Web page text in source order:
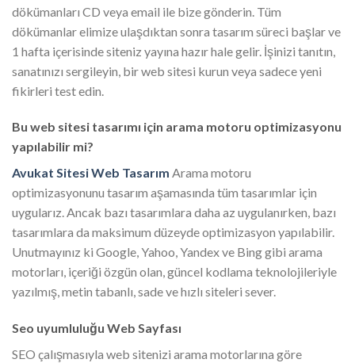
dökümanları CD veya email ile bize gönderin. Tüm
dökümanlar elimize ulaşdıktan sonra tasarım süreci başlar ve
1 hafta içerisinde siteniz yayına hazır hale gelir. İşinizi tanıtın,
sanatınızı sergileyin, bir web sitesi kurun veya sadece yeni
fikirleri test edin.
Bu web sitesi tasarımı için arama motoru optimizasyonu
yapılabilir mi?
Avukat Sitesi Web Tasarım Arama motoru
optimizasyonunu tasarım aşamasında tüm tasarımlar için
uygularız. Ancak bazı tasarımlara daha az uygulanırken, bazı
tasarımlara da maksimum düzeyde optimizasyon yapılabilir.
Unutmayınız ki Google, Yahoo, Yandex ve Bing gibi arama
motorları, içeriği özgün olan, güncel kodlama teknolojileriyle
yazılmış, metin tabanlı, sade ve hızlı siteleri sever.
Seo uyumluluğu Web Sayfası
SEO çalışmasıyla web sitenizi arama motorlarına göre